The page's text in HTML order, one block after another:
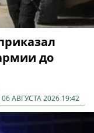
до
06 АВГУСТА 2026 19:42